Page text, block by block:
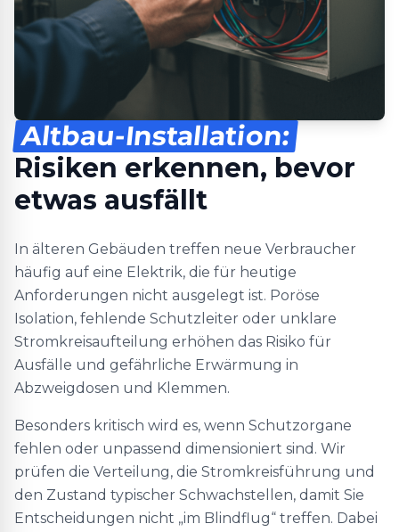
Altbau-Installation:
Risiken erkennen, bevor
etwas ausfällt
In älteren Gebäuden treffen neue Verbraucher
häufig auf eine Elektrik, die für heutige
Anforderungen nicht ausgelegt ist. Poröse
Isolation, fehlende Schutzleiter oder unklare
Stromkreisaufteilung erhöhen das Risiko für
Ausfälle und gefährliche Erwärmung in
Abzweigdosen und Klemmen.
Besonders kritisch wird es, wenn Schutzorgane
fehlen oder unpassend dimensioniert sind. Wir
prüfen die Verteilung, die Stromkreisführung und
den Zustand typischer Schwachstellen, damit Sie
Entscheidungen nicht „im Blindflug“ treffen. Dabei